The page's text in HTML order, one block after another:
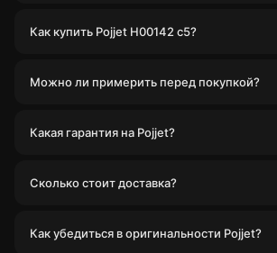
Как купить Pojjet H00142 c5?
Можно ли примерить перед покупкой?
Какая гарантия на Pojjet?
Сколько стоит доставка?
Как убедиться в оригинальности Pojjet?